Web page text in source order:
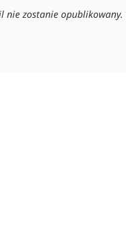
nie zostanie opublikowany.